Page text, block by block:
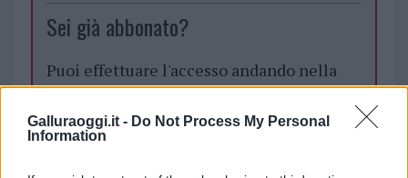
Galluraoggi.it - Do Not Process My Personal
Information
Sei già abbonato?
Puoi effettuare l'accesso andando nella
sezioneLogindal menù del sito o
cliccando qui